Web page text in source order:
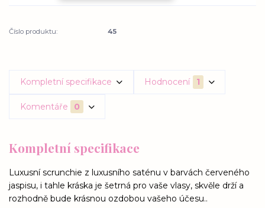
Číslo produktu: 45
Kompletní specifikace Hodnocení 1
Komentáře 0
Kompletní specifikace
Luxusní scrunchie z luxusního saténu v barvách červeného
jaspisu, i tahle kráska je šetrná pro vaše vlasy, skvěle drží a
rozhodně bude krásnou ozdobou vašeho účesu..